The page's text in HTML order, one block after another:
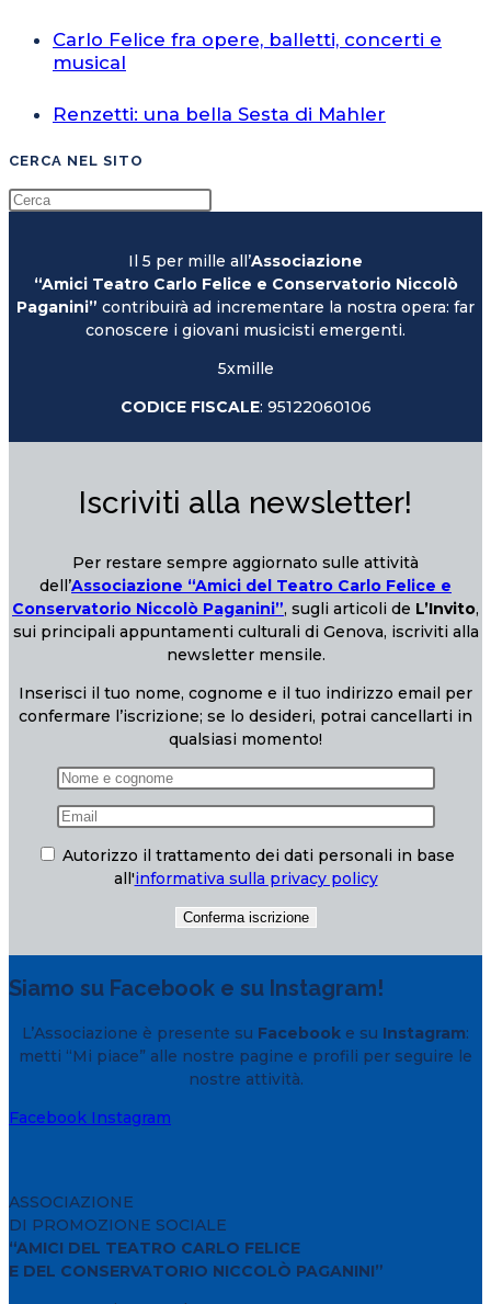
Carlo Felice fra opere, balletti, concerti e
musical
Renzetti: una bella Sesta di Mahler
CERCA NEL SITO
Il 5 per mille all’Associazione
“Amici Teatro Carlo Felice e Conservatorio Niccolò
Paganini” contribuirà ad incrementare la nostra opera: far
conoscere i giovani musicisti emergenti.
5xmille
CODICE FISCALE: 95122060106
Iscriviti alla newsletter!
Per restare sempre aggiornato sulle attività
dell’Associazione “Amici del Teatro Carlo Felice e
Conservatorio Niccolò Paganini”, sugli articoli de L’Invito,
sui principali appuntamenti culturali di Genova, iscriviti alla
newsletter mensile.
Inserisci il tuo nome, cognome e il tuo indirizzo email per
confermare l’iscrizione; se lo desideri, potrai cancellarti in
qualsiasi momento!
Autorizzo il trattamento dei dati personali in base
all'informativa sulla privacy policy
Siamo su Facebook e su Instagram!
L’Associazione è presente su Facebook e su Instagram:
metti “Mi piace” alle nostre pagine e profili per seguire le
nostre attività.
Facebook Instagram
ASSOCIAZIONE
DI PROMOZIONE SOCIALE
“AMICI DEL TEATRO CARLO FELICE
E DEL CONSERVATORIO NICCOLÒ PAGANINI”